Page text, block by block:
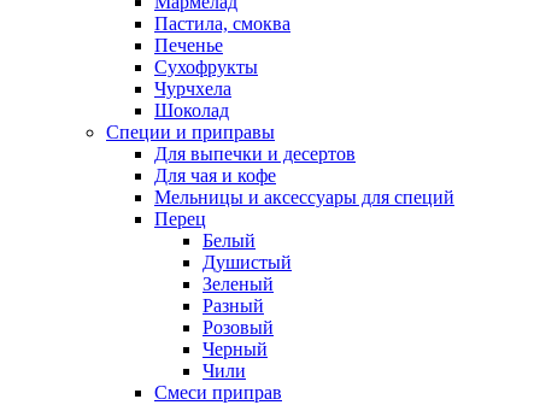
Пастила, смоква
Печенье
Сухофрукты
Чурчхела
Шоколад
Специи и приправы
Для выпечки и десертов
Для чая и кофе
Мельницы и аксессуары для специй
Перец
Белый
Душистый
Зеленый
Разный
Розовый
Черный
Чили
Смеси приправ